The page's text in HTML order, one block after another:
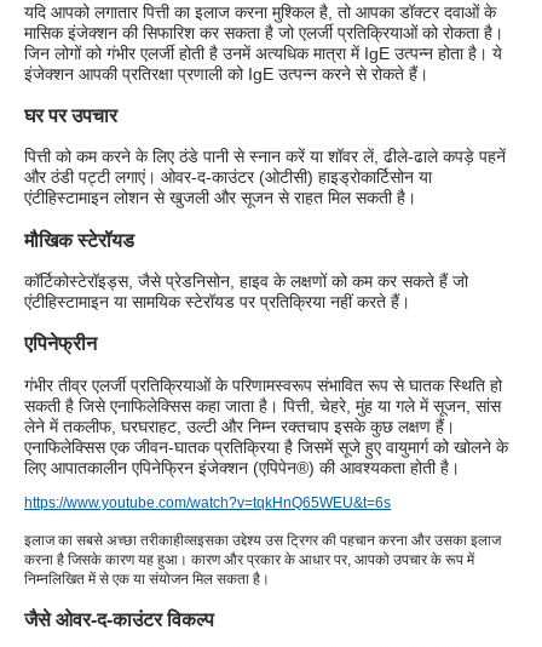
यदि आपको लगातार पित्ती का इलाज करना मुश्किल है, तो आपका डॉक्टर दवाओं के
मासिक इंजेक्शन की सिफारिश कर सकता है जो एलर्जी प्रतिक्रियाओं को रोकता है।
जिन लोगों को गंभीर एलर्जी होती है उनमें अत्यधिक मात्रा में IgE उत्पन्न होता है। ये
इंजेक्शन आपकी प्रतिरक्षा प्रणाली को IgE उत्पन्न करने से रोकते हैं।
घर पर उपचार
पित्ती को कम करने के लिए ठंडे पानी से स्नान करें या शॉवर लें, ढीले-ढाले कपड़े पहनें
और ठंडी पट्टी लगाएं। ओवर-द-काउंटर (ओटीसी) हाइड्रोकार्टिसोन या
एंटीहिस्टामाइन लोशन से खुजली और सूजन से राहत मिल सकती है।
मौखिक स्टेरॉयड
कॉर्टिकोस्टेरॉइड्स, जैसे प्रेडनिसोन, हाइव के लक्षणों को कम कर सकते हैं जो
एंटीहिस्टामाइन या सामयिक स्टेरॉयड पर प्रतिक्रिया नहीं करते हैं।
एपिनेफ्रीन
गंभीर तीव्र एलर्जी प्रतिक्रियाओं के परिणामस्वरूप संभावित रूप से घातक स्थिति हो
सकती है जिसे एनाफिलेक्सिस कहा जाता है। पित्ती, चेहरे, मुंह या गले में सूजन, सांस
लेने में तकलीफ, घरघराहट, उल्टी और निम्न रक्तचाप इसके कुछ लक्षण हैं।
एनाफिलेक्सिस एक जीवन-घातक प्रतिक्रिया है जिसमें सूजे हुए वायुमार्ग को खोलने के
लिए आपातकालीन एपिनेफ्रिन इंजेक्शन (एपिपेन®) की आवश्यकता होती है।
https://www.youtube.com/watch?v=tqkHnQ65WEU&t=6s
इलाज का सबसे अच्छा तरीकाहीव्सइसका उद्देश्य उस ट्रिगर की पहचान करना और उसका इलाज
करना है जिसके कारण यह हुआ। कारण और प्रकार के आधार पर, आपको उपचार के रूप में
निम्नलिखित में से एक या संयोजन मिल सकता है।
जैसे ओवर-द-काउंटर विकल्प